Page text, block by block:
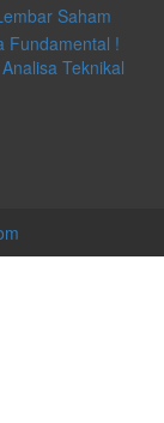
Saham
Fundamental !
Teknikal